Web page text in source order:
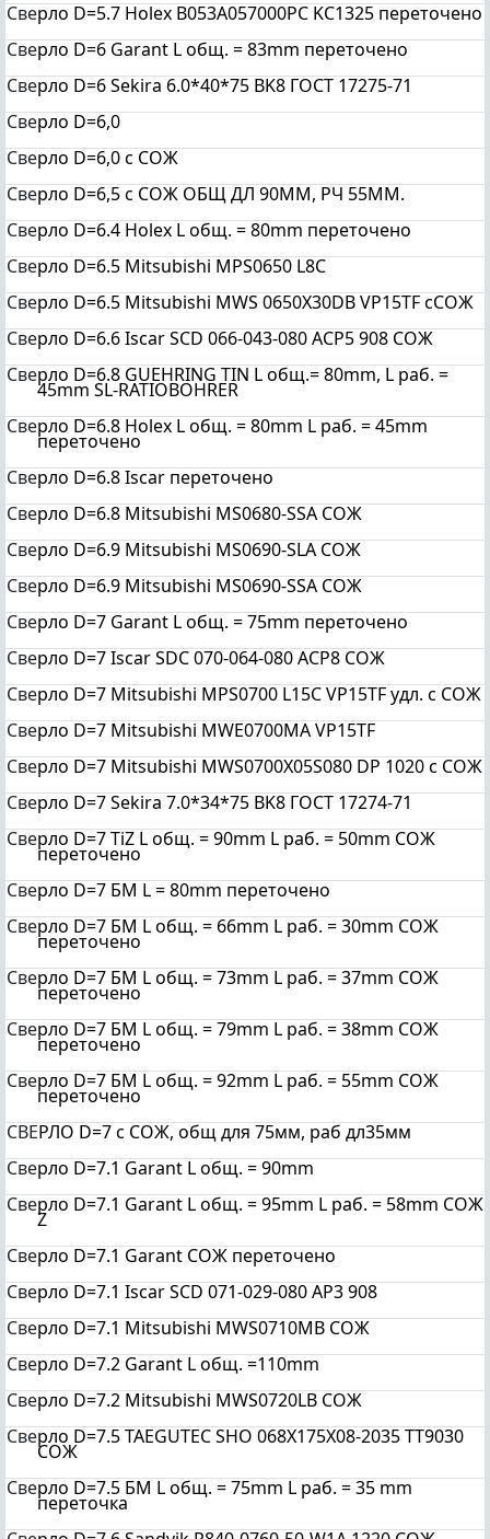
Сверло D=5.7 Holex B053A057000PC KC1325 переточено
Сверло D=6 Garant L общ. = 83mm переточено
Сверло D=6 Sekira 6.0*40*75 BK8 ГОСТ 17275-71
Сверло D=6,0
Сверло D=6,0 с СОЖ
Сверло D=6,5 с СОЖ ОБЩ ДЛ 90ММ, РЧ 55ММ.
Сверло D=6.4 Holex L общ. = 80mm переточено
Сверло D=6.5 Mitsubishi MPS0650 L8C
Сверло D=6.5 Mitsubishi MWS 0650X30DB VP15TF cСОЖ
Сверло D=6.6 Iscar SCD 066-043-080 AСP5 908 СОЖ
Сверло D=6.8 GUEHRING TIN L общ.= 80mm, L раб. =
45mm SL-RATIOBOHRER
Сверло D=6.8 Holex L общ. = 80mm L раб. = 45mm
переточено
Сверло D=6.8 Iscar переточено
Сверло D=6.8 Mitsubishi MS0680-SSA СОЖ
Сверло D=6.9 Mitsubishi MS0690-SLA СОЖ
Сверло D=6.9 Mitsubishi MS0690-SSA СОЖ
Сверло D=7 Garant L общ. = 75mm переточено
Сверло D=7 Iscar SDC 070-064-080 AСP8 СОЖ
Сверло D=7 Mitsubishi MPS0700 L15C VP15TF удл. с СОЖ
Сверло D=7 Mitsubishi MWE0700MA VP15TF
Сверло D=7 Mitsubishi MWS0700Х05S080 DP 1020 c СОЖ
Сверло D=7 Sekira 7.0*34*75 BK8 ГОСТ 17274-71
Сверло D=7 TiZ L общ. = 90mm L раб. = 50mm СОЖ
переточено
Сверло D=7 БМ L = 80mm переточено
Сверло D=7 БМ L общ. = 66mm L раб. = 30mm СОЖ
переточено
Сверло D=7 БМ L общ. = 73mm L раб. = 37mm СОЖ
переточено
Сверло D=7 БМ L общ. = 79mm L раб. = 38mm СОЖ
переточено
Сверло D=7 БМ L общ. = 92mm L раб. = 55mm СОЖ
переточено
СВЕРЛО D=7 с СОЖ, общ для 75мм, раб дл35мм
Сверло D=7.1 Garant L общ. = 90mm
Сверло D=7.1 Garant L общ. = 95mm L раб. = 58mm СОЖ
Z
Сверло D=7.1 Garant СОЖ переточено
Сверло D=7.1 Iscar SCD 071-029-080 AP3 908
Сверло D=7.1 Mitsubishi MWS0710MB СОЖ
Сверло D=7.2 Garant L общ. =110mm
Сверло D=7.2 Mitsubishi MWS0720LB СОЖ
Сверло D=7.5 TAEGUTEC SHO 068X175X08-2035 TT9030
СОЖ
Сверло D=7.5 БМ L общ. = 75mm L раб. = 35 mm
переточка